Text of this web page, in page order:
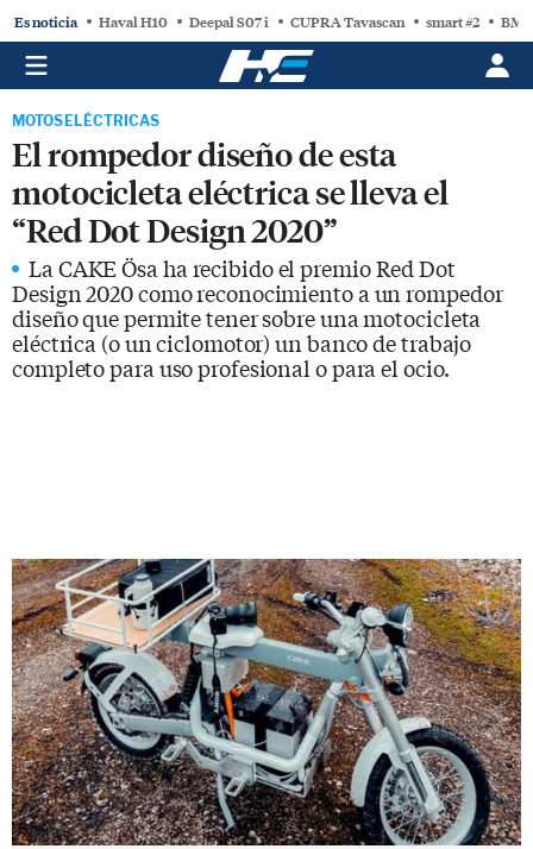
Es noticia Haval H10 Deepal S07 i CUPRA Tavascan smart #2
MOTOS ELÉCTRICAS
El rompedor diseño de esta
motocicleta eléctrica se lleva el
“Red Dot Design 2020”
La CAKE Ösa ha recibido el premio Red Dot
Design 2020 como reconocimiento a un rompedor
diseño que permite tener sobre una motocicleta
eléctrica (o un ciclomotor) un banco de trabajo
completo para uso profesional o para el ocio.